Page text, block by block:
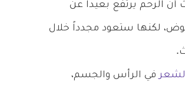
أن الرحم يرتفع بعيداً عن
لكنها ستعود مجدداً خلال
في الرأس والجسم،